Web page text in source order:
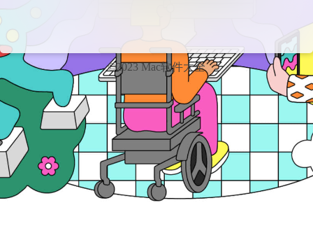
©2023 Mac软件大全